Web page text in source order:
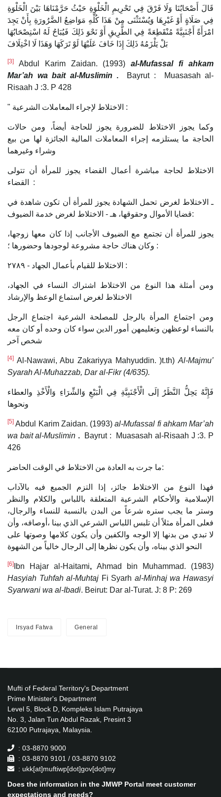
قَالَ أَصْحَابُنَا وَلَا فَرْقَ فِي تَحْرِيمِ الْخَلْوَةِ حَيْثُ حَرَّمْنَاهَا بَيْنَ الْخَلْوَةِ
فِي صَلَاةٍ أَوْ غَيْرِهَا وَيُسْتَثْنَى مِنْ هَذَا كُلِّهِ مَوَاضِعُ الضَّرُورَةِ بِأَنْ يَجِدَ
امْرَأَةً أَجْنَبِيَّةً مُنْقَطِعَةً فِي الطَّرِيقِ أَوْ نَحْوَ ذَلِكَ فَيُبَاحُ لَهُ اسْتِصْحَابُهَا
بَلْ يَلْزَمُهُ ذَلِكَ إِذَا خَافَ عَلَيْهَا لَوْ تَرَكَهَا وَهَذَا لَا اخْتِلَافَ
[3] Abdul Karim Zaidan. (1993) al-Mufassal fi ahkam
Mar’ah wa bait al-Muslimin .
Bayrut : Muasasah al-
Risaah J :3. P 428
" الاختلاط لإجراء المعاملات الشرعية :
وكما يجوز الاختلاط للضرورة يجوز للحاجة أيضاً، ومن حالات
الحاجة ما يستلزمه إجراء المعاملات المالية الجائزة لها من بيع
وشراء وغيرهما
الاختلاط لحاجة مباشرة أعمال القضاء يجوز للمرأة أن تتولى
القضاء :
ـ الاختلاط لغرض تحمل الشهادة يجوز للمرأة أن تكون شاهدة في
قضايا الأموال وحقوقها، هـ - الاختلاط لغرض خدمة الضيوف:
يجوز للمرأة أن تجتمع مع الضيوف الأجانب إذا كان معها زوجها،
وكان هناك حاجة مشروعة لوجودها وحضورها ؛ :
۲۷۸۹ - الاختلاط للقيام بأعمال الجهاد :
ومن أمثلة هذا النوع من الاختلاط اشتراك النساء في الجهاد،
الاختلاط لغرض استماع الوعظ والإرشاد
ومن اجتماع المرأة بالرجل للمصلحة الشرعية اجتماع الرجل
بالنساء لوعظهن وتعليمهن أمور الدين سواء كان وحده أو كان معه
شخص آخر
[4] Al-Nawawi, Abu Zakariyya Mahyuddin. )t.th) Al-Majmu’
Syarah Al-Muhazzab, Dar al-Fikr (4/635).
فَإِنَّهُ يَحِلُّ النَّظَرُ إلَى الْأَجْنَبِيَّةِ فِي الْبَيْعِ وَالشِّرَاءِ وَالْأَخْذِ والعطاء
ونحوها
[5] Abdul Karim Zaidan. (1993) al-Mufassal fi ahkam Mar’ah
wa bait al-Muslimin .
Bayrut : Muasasah al-Risaah J :3. P
426
ما جرت به العادة من الاختلاط في الوقت الحاضر:
فهذا النوع من الاختلاط جائز، إذا التزم الجميع فيه بالآداب
الإسلامية والأحكام الشرعية المتعلقة باللباس والكلام والنظر
وستر ما يجب ستره شرعاً من البدن بالنسبة للنساء والرجال،
فعلى المرأة مثلاً أن تلبس اللباس الشرعي الذي بينا ،أوصافه، وأن
لا تبدي من بدنها إلا الوجه والكفين وأن يكون كلامها وصوتها على
النحو الذي بيناه، وأن يكون نظرها إلى الرجال خالياً من الشهوة
[6] Ibn Hajar al-Haitami, Ahmad bin Muhammad. (1983)
Hasyiah Tuhfah al-Muhtaj Fi Syarh al-Minhaj wa Hawasyi
Syarwani wa al-Ibadi. Beirut: Dar al-Turat. J: 8 P: 269
Irsyad Fatwa General
Mufti of Federal Territory's Department
Prime Minister's Department
Level 5, Block D, Kompleks Islam Putrajaya
No. 3, Jalan Tun Abdul Razak, Presint 3
62100 Putrajaya, Malaysia.
: 03-8870 9000
: 03-8870 9101 / 03-8870 9102
: ukk[at]muftiwp[dot]gov[dot]my
Does the information in the JMWP Portal meet customer
expectations and needs?